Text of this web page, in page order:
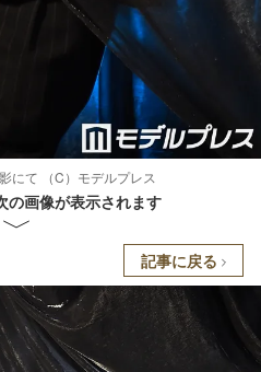
にて （C）モデルプレス
の画像が表示されます
記事に戻る